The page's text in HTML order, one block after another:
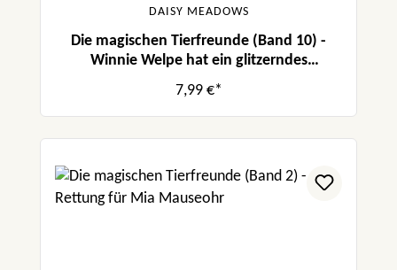
DAISY MEADOWS
Die magischen Tierfreunde (Band 10) -
Winnie Welpe hat ein glitzerndes
Geheimnis
7,99 €*